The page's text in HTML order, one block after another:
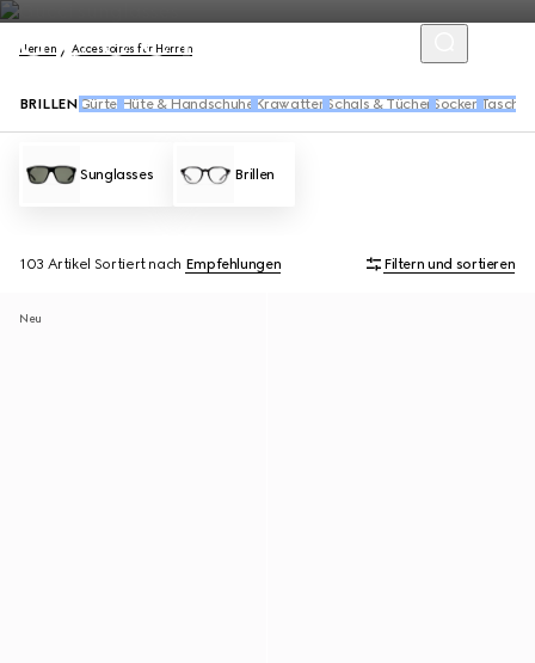
Herren Accessoires für Herren
BRILLEN Gürtel Hüte & Handschuhe Krawatten Schals & Tücher Socken
Sunglasses Brillen
103 Artikel Sortiert nach Empfehlungen Filtern und sortieren
Neu